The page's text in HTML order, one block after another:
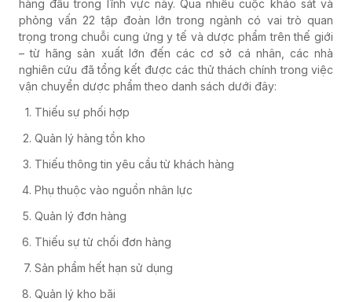
hàng đầu trong lĩnh vực này. Qua nhiều cuộc khảo sát và
phỏng vấn 22 tập đoàn lớn trong ngành có vai trò quan
trọng trong chuỗi cung ứng y tế và dược phẩm trên thế giới
– từ hãng sản xuất lớn đến các cơ sở cá nhân, các nhà
nghiên cứu đã tổng kết được các thử thách chính trong việc
vận chuyển dược phẩm theo danh sách dưới đây:
Thiếu sự phối hợp
Quản lý hàng tồn kho
Thiếu thông tin yêu cầu từ khách hàng
Phụ thuộc vào nguồn nhân lực
Quản lý đơn hàng
Thiếu sự từ chối đơn hàng
Sản phẩm hết hạn sử dụng
Quản lý kho bãi